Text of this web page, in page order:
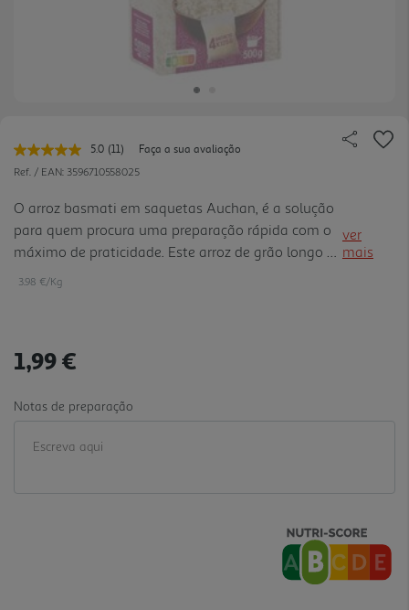
5.0 Leu
11
Link
para
a
mesma
página.
(11)
Faça a sua avaliação
Ref. / EAN: 3596710558025
O arroz basmati em saquetas Auchan, é a solução
para quem procura uma preparação rápida com o
máximo de praticidade. Este arroz de grão longo de
qualidade superior, destaca-se pelo seu aroma
de cozedura recomendado. Com 4 saquetas
refeição e eliminam a necessidade de medir
quantidades ou escorrer o arroz de forma tradici
onal, é o aliado indispensável para transformar
minutos.
ver
mais
3.98 €/Kg
1,99 €
Notas de preparação